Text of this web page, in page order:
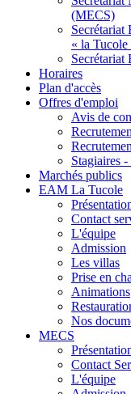
(MECS)
« la Tucole
Secrétariat
Horaires
Plan d'accès
Offres d'emploi
Avis de
Stagiaires
Marchés publics
EAM La Tucole
Contact
L'équipe
Admission
Les villas
Prise en
Animations
Nos
MECS
Contact
L'équipe